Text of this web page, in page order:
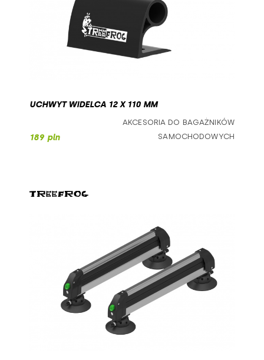
UCHWYT WIDELCA 12 X 110 MM
189 pln
AKCESORIA DO BAGAŻNIKÓW
SAMOCHODOWYCH